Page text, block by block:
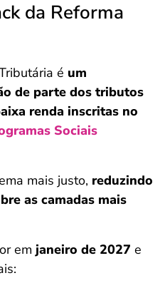
da Reforma
é um
de parte dos tributos
renda inscritas no
Sociais
mais justo, reduzindo
as camadas mais
em janeiro de 2027 e